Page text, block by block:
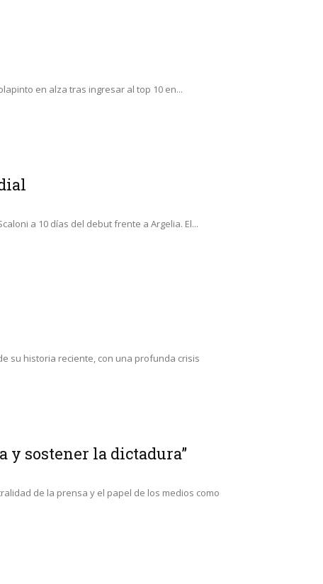
en alza tras ingresar al top 10 en...
a 10 días del debut frente a Argelia. El...
su historia reciente, con una profunda crisis
y sostener la dictadura”
de la prensa y el papel de los medios como